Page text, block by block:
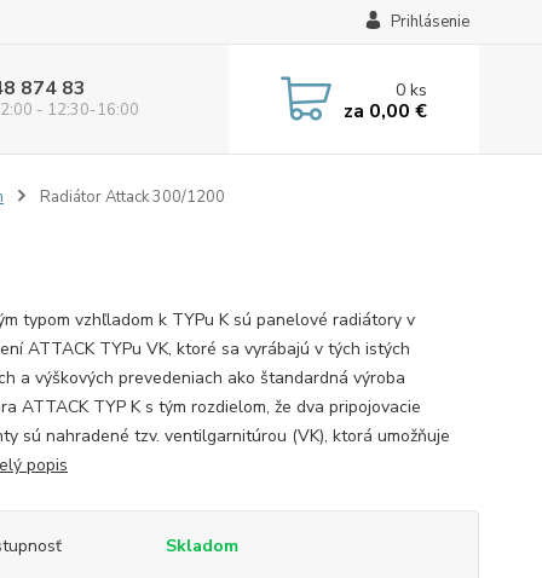
Prihlásenie
874 83
- 12:30-16:00
0ks
za 0,00 €
Radiátor Attack 300/1200
typom vzhľladom k TYPu K sú panelové radiátory v
ATTACK TYPu VK, ktoré sa vyrábajú v tých istých
a výškových prevedeniach ako štandardná výroba
ATTACK TYP K s tým rozdielom, že dva pripojovacie
sú nahradené tzv. ventilgarnitúrou (VK), ktorá umožňuje
popis
Skladom